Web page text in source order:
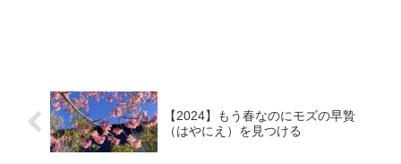
【2024】もう春なのにモズの早贄
（はやにえ）を見つける